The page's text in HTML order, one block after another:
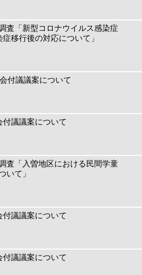
査「新型コロナウイルス感染症
移行後の対応について」
付議議案について
付議議案について
査「入曽地区における民間学童
いて」
付議議案について
付議議案について